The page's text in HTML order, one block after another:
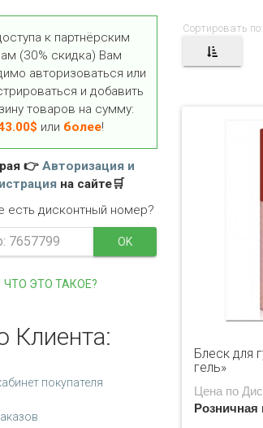
Сортировать по:
Блеск для
гель»
Цена по
Розничная
к партнёрским
(30% скидка) Вам
авторизоваться или
и добавить
товаров на сумму:
$ или более!
👉Авторизация и
на сайте🛒
есть дисконтный номер?
OK
ЧТО ЭТО ТАКОЕ?
Клиента:
покупателя